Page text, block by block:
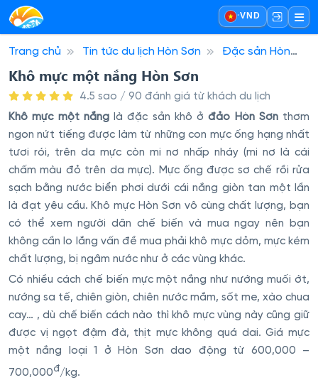
·VND
Trang chủ Tin tức du lịch Hòn Sơn
Đặc sản Hòn
Sơn
Khô mực một nắng Hòn Sơn
Khô mực một nắng Hòn Sơn
4.5 sao / 90 đánh giá từ khách du lịch
Khô mực một nắnglà đặc sản khô ởđảo Hòn Sơnthơm
ngon nứt tiếng được làm từ những con mực ống hạng nhất
tươi rói, trên da mực còn mi nơ nhấp nháy (mi nơ là cái
chấm màu đỏ trên da mực). Mực ống được sơ chế rồi rửa
sạch bằng nước biển phơi dưới cái nắng giòn tan một lần
là đạt yêu cầu. Khô mực Hòn Sơn vô cùng chất lượng, bạn
có thể xem người dân chế biến và mua ngay nên bạn
không cần lo lắng vấn đề mua phải khô mực dỏm, mực kém
chất lượng, bị ngâm nước như ở các vùng khác.
Có nhiều cách chế biến mực một nắng như nướng muối ớt,
nướng sa tế, chiên giòn, chiên nước mắm, sốt me, xào chua
cay… , dù chế biến cách nào thì khô mực vùng này cũng giữ
được vị ngọt đậm đà, thịt mực không quá dai. Giá mực
một nắng loại 1 ở Hòn Sơn dao động từ 600,000 –
700,000đ/kg.